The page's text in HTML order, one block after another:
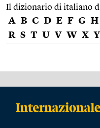
Il dizionario di italiano
A B C D E F G H
R S T U V W X Y